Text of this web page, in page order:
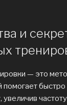
и
— это
помогает